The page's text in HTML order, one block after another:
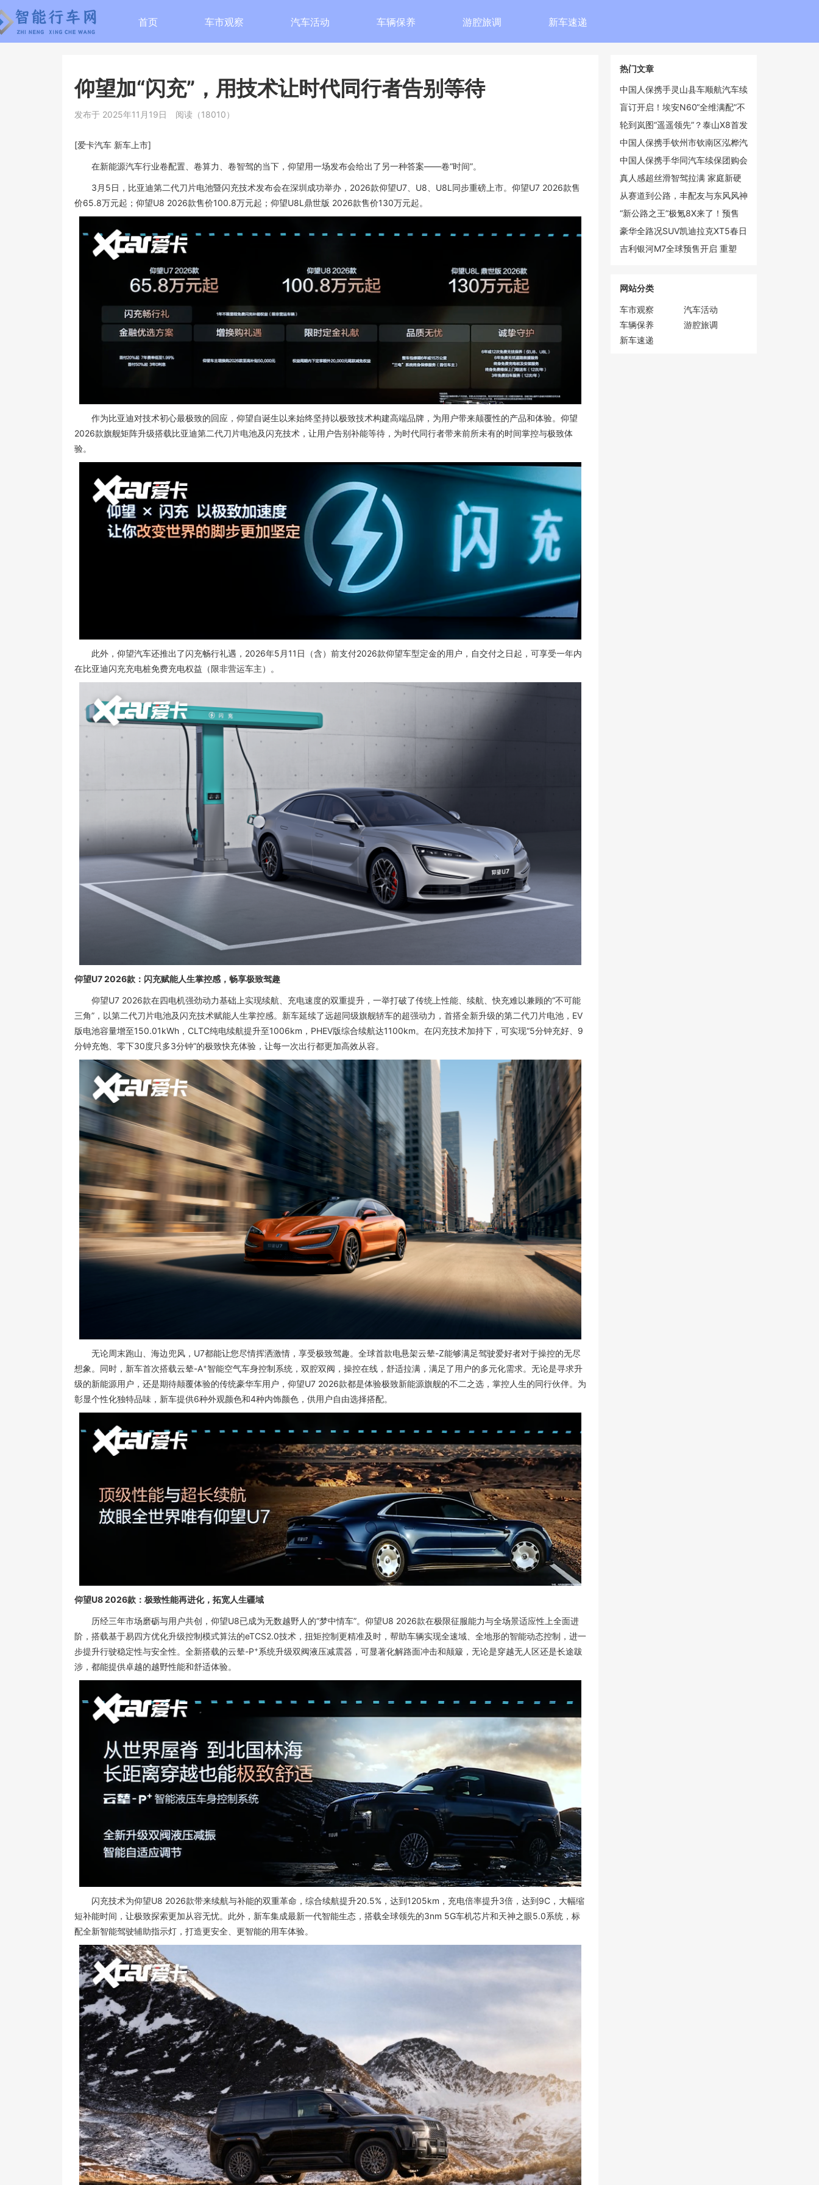
首页 车市观察 汽车活动 车辆保养 游腔旅调 新车速递
仰望加“闪充”，用技术让时代同行者告别等待
发布于 2025年11月19日 阅读（18010）
[爱卡汽车 新车上市]
在新能源汽车行业卷配置、卷算力、卷智驾的当下，仰望用一场发布会给出了另一种答案——卷“时间”。
3月5日，比亚迪第二代刀片电池暨闪充技术发布会在深圳成功举办，2026款仰望U7、U8、U8L同步重磅上市。仰望U7 2026款售
价65.8万元起；仰望U8 2026款售价100.8万元起；仰望U8L鼎世版 2026款售价130万元起。
作为比亚迪对技术初心最极致的回应，仰望自诞生以来始终坚持以极致技术构建高端品牌，为用户带来颠覆性的产品和体验。仰望
2026款旗舰矩阵升级搭载比亚迪第二代刀片电池及闪充技术，让用户告别补能等待，为时代同行者带来前所未有的时间掌控与极致体
验。
此外，仰望汽车还推出了闪充畅行礼遇，2026年5月11日（含）前支付2026款仰望车型定金的用户，自交付之日起，可享受一年内
在比亚迪闪充充电桩免费充电权益（限非营运车主）。
仰望U7 2026款：闪充赋能人生掌控感，畅享极致驾趣
仰望U7 2026款在四电机强劲动力基础上实现续航、充电速度的双重提升，一举打破了传统上性能、续航、快充难以兼顾的“不可能
三角”，以第二代刀片电池及闪充技术赋能人生掌控感。新车延续了远超同级旗舰轿车的超强动力，首搭全新升级的第二代刀片电池，EV
版电池容量增至150.01kWh，CLTC纯电续航提升至1006km，PHEV版综合续航达1100km。在闪充技术加持下，可实现“5分钟充好、9
分钟充饱、零下30度只多3分钟”的极致快充体验，让每一次出行都更加高效从容。
无论周末跑山、海边兜风，U7都能让您尽情挥洒激情，享受极致驾趣。全球首款电悬架云辇-Z能够满足驾驶爱好者对于操控的无尽
想象。同时，新车首次搭载云辇-A+智能空气车身控制系统，双腔双阀，操控在线，舒适拉满，满足了用户的多元化需求。无论是寻求升
级的新能源用户，还是期待颠覆体验的传统豪华车用户，仰望U7 2026款都是体验极致新能源旗舰的不二之选，掌控人生的同行伙伴。为
彰显个性化独特品味，新车提供6种外观颜色和4种内饰颜色，供用户自由选择搭配。
仰望U8 2026款：极致性能再进化，拓宽人生疆域
历经三年市场磨砺与用户共创，仰望U8已成为无数越野人的“梦中情车”。仰望U8 2026款在极限征服能力与全场景适应性上全面进
阶，搭载基于易四方优化升级控制模式算法的eTCS2.0技术，扭矩控制更精准及时，帮助车辆实现全速域、全地形的智能动态控制，进一
步提升行驶稳定性与安全性。全新搭载的云辇-P+系统升级双阀液压减震器，可显著化解路面冲击和颠簸，无论是穿越无人区还是长途跋
涉，都能提供卓越的越野性能和舒适体验。
闪充技术为仰望U8 2026款带来续航与补能的双重革命，综合续航提升20.5%，达到1205km，充电倍率提升3倍，达到9C，大幅缩
短补能时间，让极致探索更加从容无忧。此外，新车集成最新一代智能生态，搭载全球领先的3nm 5G车机芯片和天神之眼5.0系统，标
配全新智能驾驶辅助指示灯，打造更安全、更智能的用车体验。
热门文章
中国人保携手灵山县车顺航汽车续
保团购会
盲订开启！埃安N60“全维满配”不
再妥协
轮到岚图“遥遥领先”？泰山X8首发
华为2K双联屏
中国人保携手钦州市钦南区泓桦汽
车续保团购会
中国人保携手华同汽车续保团购会
真人感超丝滑智驾拉满 家庭新硬
派iCAR V27定档3月13日上市
从赛道到公路，丰配友与东风风神
L8共释“长距离”冠军哲学
“新公路之王”极氪8X来了！预售
37.68万起4月上市
豪华全路况SUV凯迪拉克XT5春日
焕新 第二代金身计划重磅上线
吉利银河M7全球预售开启 重塑
网站分类
车市观察
汽车活动
车辆保养
游腔旅调
新车速递